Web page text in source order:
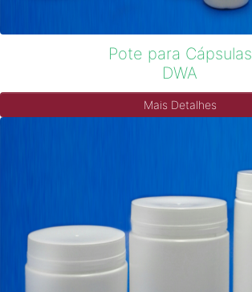
Pote para Cápsulas
DWA
Mais Detalhes